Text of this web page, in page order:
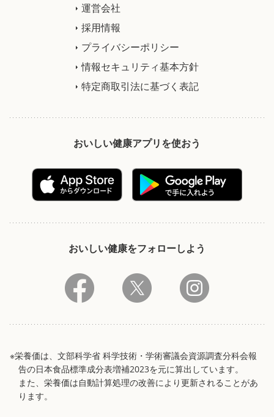
運営会社
採用情報
プライバシーポリシー
情報セキュリティ基本方針
特定商取引法に基づく表記
おいしい健康アプリを使おう
おいしい健康をフォローしよう
※栄養価は、文部科学省 科学技術・学術審議会資源調査分科会報
告の日本食品標準成分表増補2023を元に算出しています。
また、栄養価は自動計算処理の改善により更新されることがあ
ります。